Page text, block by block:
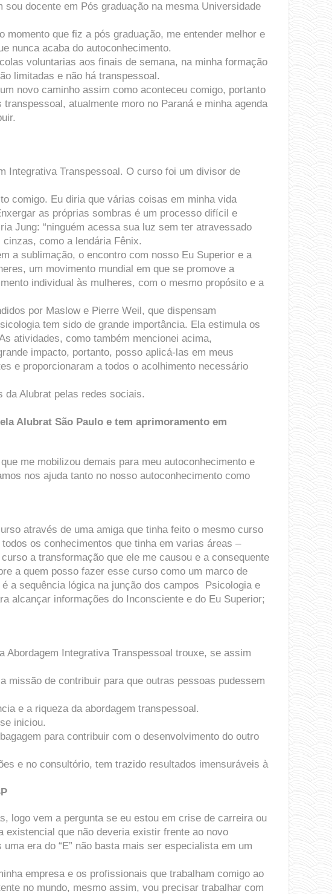
docente em Pós graduação na mesma Universidade
que fiz a pós graduação, me entender melhor e
nunca acaba do autoconhecimento.
voluntarias aos finais de semana, na minha formação
limitadas e não há transpessoal.
novo caminho assim como aconteceu comigo, portanto
atualmente moro no Paraná e minha agenda
Integrativa Transpessoal. O curso foi um divisor de
comigo. Eu diria que várias coisas em minha vida
as próprias sombras é um processo difícil e
Jung: “ninguém acessa sua luz sem ter atravessado
como a lendária Fênix.
a sublimação, o encontro com nosso Eu Superior e a
um movimento mundial em que se promove a
individual às mulheres, com o mesmo propósito e a
por Maslow e Pierre Weil, que dispensam
tem sido de grande importância. Ela estimula os
atividades, como também mencionei acima,
impacto, portanto, posso aplicá-las em meus
e proporcionaram a todos o acolhimento necessário
da Alubrat pelas redes sociais.
Alubrat São Paulo e tem aprimoramento em
me mobilizou demais para meu autoconhecimento e
nos ajuda tanto no nosso autoconhecimento como
através de uma amiga que tinha feito o mesmo curso
os conhecimentos que tinha em varias áreas –
a transformação que ele me causou e a consequente
a quem posso fazer esse curso como um marco de
a sequência lógica na junção dos campos Psicologia e
alcançar informações do Inconsciente e do Eu Superior;
Abordagem Integrativa Transpessoal trouxe, se assim
missão de contribuir para que outras pessoas pudessem
e a riqueza da abordagem transpessoal.
iniciou.
para contribuir com o desenvolvimento do outro
e no consultório, tem trazido resultados imensuráveis à
logo vem a pergunta se eu estou em crise de carreira ou
existencial que não deveria existir frente ao novo
era do “E” não basta mais ser especialista em um
empresa e os profissionais que trabalham comigo ao
no mundo, mesmo assim, vou precisar trabalhar com